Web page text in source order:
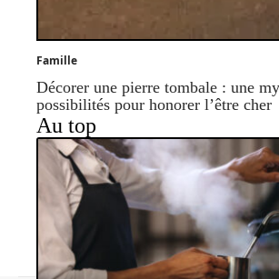
Famille
Décorer une pierre tombale : une
possibilités pour honorer l’être cher
Au top